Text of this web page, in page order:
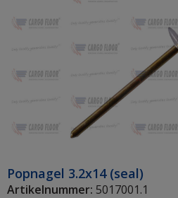
Popnagel 3.2x14 (seal)
Artikelnummer: 5017001.1